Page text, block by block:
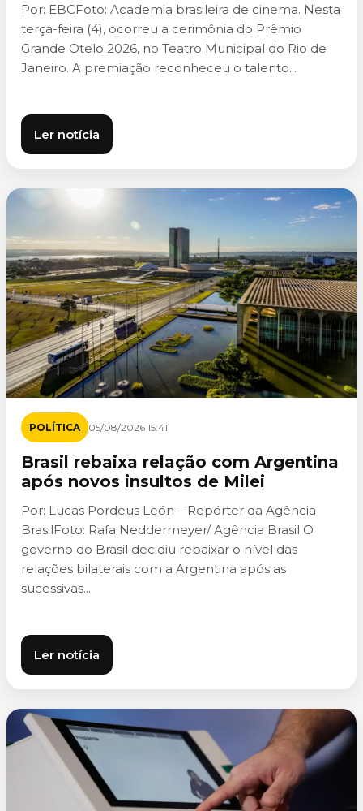
Por: EBCFoto: Academia brasileira de cinema. Nesta
terça-feira (4), ocorreu a cerimônia do Prêmio
Grande Otelo 2026, no Teatro Municipal do Rio de
Janeiro. A premiação reconheceu o talento...
Ler notícia
POLÍTICA 05/08/2026 15:41
Brasil rebaixa relação com Argentina
após novos insultos de Milei
Por: Lucas Pordeus León – Repórter da Agência
BrasilFoto: Rafa Neddermeyer/ Agência Brasil O
governo do Brasil decidiu rebaixar o nível das
relações bilaterais com a Argentina após as
sucessivas...
Ler notícia